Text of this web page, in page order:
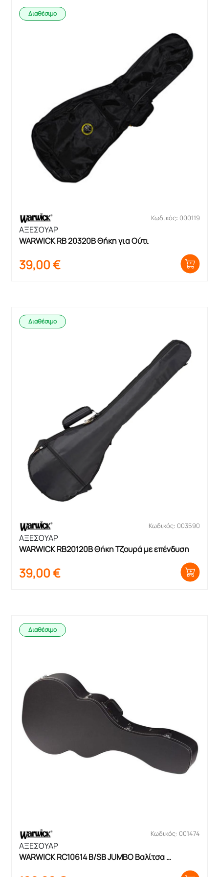
Διαθέσιμο
Κωδικός: 000119
ΑΞΕΣΟΥΑΡ
WARWICK RB 20320B Θήκη για Ούτι
39,00€
Διαθέσιμο
Κωδικός: 003590
ΑΞΕΣΟΥΑΡ
WARWICK RB20120B Θήκη Τζουρά με επένδυση
39,00€
Διαθέσιμο
Κωδικός: 001474
ΑΞΕΣΟΥΑΡ
WARWICK RC10614 B/SB JUMBO Βαλίτσα